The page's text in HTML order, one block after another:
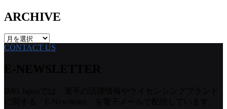
ARCHIVE
ARCHIVE
CONTACT US